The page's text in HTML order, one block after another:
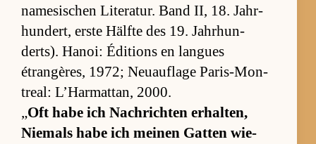
na­me­si­schen Li­te­ra­tur. Band II, 18. Jahr­
hun­dert, erste Hälfte des 19. Jahr­hun­
derts). Ha­noi: Édi­ti­ons en lan­gues
étrangères, 1972; Neu­auf­lage Pa­ris-Mon­
tre­al: L’Har­mat­tan, 2000.
„Oft habe ich Nach­rich­ten er­hal­ten,
Nie­mals habe ich mei­nen Gat­ten wie­